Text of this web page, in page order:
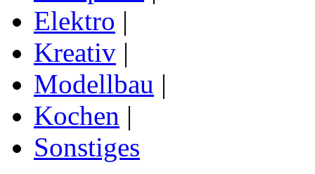
Elektro |
Kreativ |
Modellbau |
Kochen |
Sonstiges